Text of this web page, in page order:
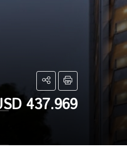
437.969